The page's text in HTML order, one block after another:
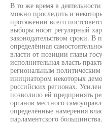
В то же время в
можно проследить и
протяжении всего
выборы носят регулярный
законодательством сроки. В
определённая
власти от позиции главы
исполнительная власть
региональным
инициатором некоторых
российских регионах.
позволило ей предпринять
органов местного
определённые намерения
парламентского большинства.